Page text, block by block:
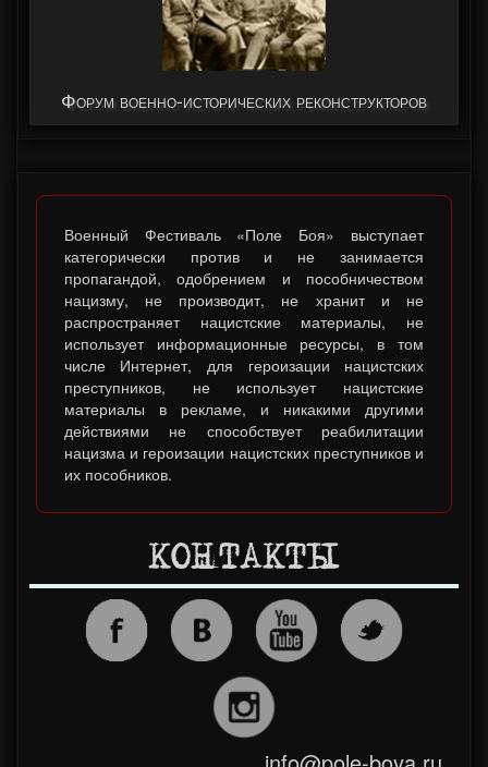
Форум военно-исторических реконструкторов
Военный Фестиваль «Поле Боя» выступает
категорически против и не занимается
пропагандой, одобрением и пособничеством
нацизму, не производит, не хранит и не
распространяет нацистские материалы, не
использует информационные ресурсы, в том
числе Интернет, для героизации нацистских
преступников, не использует нацистские
материалы в рекламе, и никакими другими
действиями не способствует реабилитации
нацизма и героизации нацистских преступников и
их пособников.
КОНТАКТЫ